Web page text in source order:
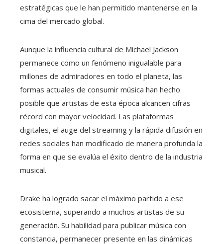
estratégicas que le han permitido mantenerse en la
cima del mercado global.
Aunque la influencia cultural de Michael Jackson
permanece como un fenómeno inigualable para
millones de admiradores en todo el planeta, las
formas actuales de consumir música han hecho
posible que artistas de esta época alcancen cifras
récord con mayor velocidad. Las plataformas
digitales, el auge del streaming y la rápida difusión en
redes sociales han modificado de manera profunda la
forma en que se evalúa el éxito dentro de la industria
musical.
Drake ha logrado sacar el máximo partido a ese
ecosistema, superando a muchos artistas de su
generación. Su habilidad para publicar música con
constancia, permanecer presente en las dinámicas